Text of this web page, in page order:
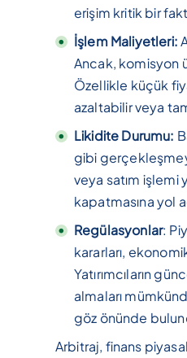
erişim kritik bir
İşlem Maliyetleri:
Ancak, komisyon
Özellikle küçük
azaltabilir veya
Likidite Durumu:
gibi
veya satım işlemi
kapatmasına yol
Regülasyonlar:
kararları,
Yatırımcıların
almaları
göz önünde
Arbitraj, finans